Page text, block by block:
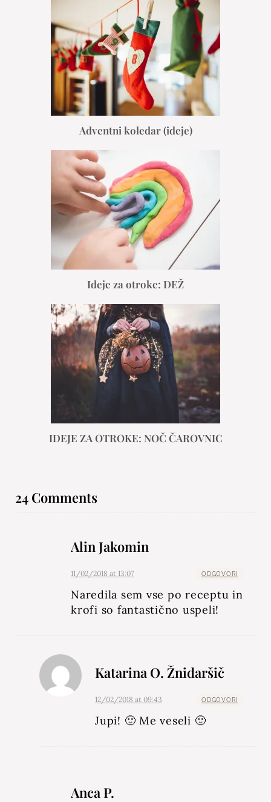
Adventni koledar (ideje)
Ideje za otroke: DEŽ
IDEJE ZA OTROKE: NOČ ČAROVNIC
24 Comments
Alin Jakomin
11/02/2018 at 13:07 ODGOVORI
Naredila sem vse po receptu in
krofi so fantastično uspeli!
Katarina O. Žnidaršič
12/02/2018 at 09:43 ODGOVORI
Jupi! 🙂 Me veseli 🙂
Anca P.